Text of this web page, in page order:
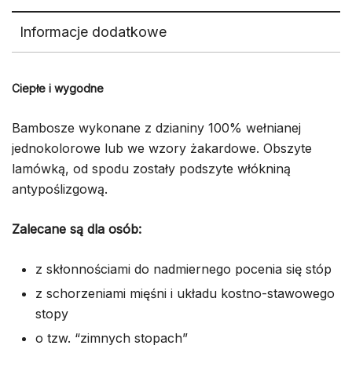
Informacje dodatkowe
Ciepłe i wygodne
Bambosze wykonane z dzianiny 100% wełnianej
jednokolorowe lub we wzory żakardowe. Obszyte
lamówką, od spodu zostały podszyte włókniną
antypoślizgową.
Zalecane są dla osób:
z skłonnościami do nadmiernego pocenia się stóp
z schorzeniami mięśni i układu kostno-stawowego
stopy
o tzw. “zimnych stopach”